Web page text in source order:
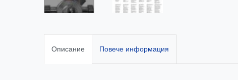
Описание Повече информация